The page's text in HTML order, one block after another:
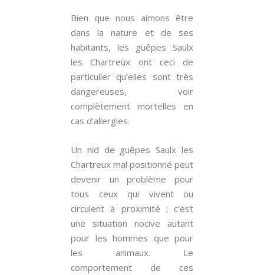
Bien que nous aimons être
dans la nature et de ses
habitants, les guêpes Saulx
les Chartreux ont ceci de
particulier qu’elles sont très
dangereuses, voir
complètement mortelles en
cas d’allergies.
Un nid de guêpes Saulx les
Chartreux mal positionné peut
devenir un problème pour
tous ceux qui vivent ou
circulent à proximité ; c’est
une situation nocive autant
pour les hommes que pour
les animaux. Le
comportement de ces